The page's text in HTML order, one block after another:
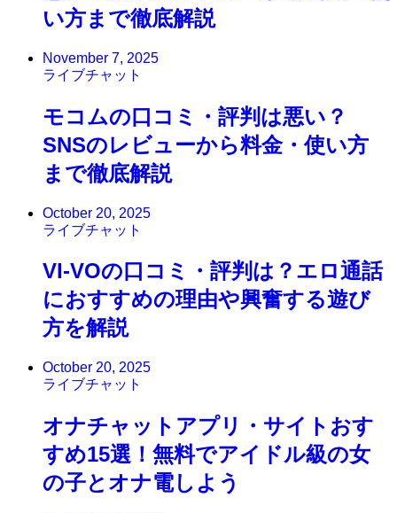
い方まで徹底解説
November 7, 2025
ライブチャット
モコムの口コミ・評判は悪い？
SNSのレビューから料金・使い方
まで徹底解説
October 20, 2025
ライブチャット
VI-VOの口コミ・評判は？エロ通話
におすすめの理由や興奮する遊び
方を解説
October 20, 2025
ライブチャット
オナチャットアプリ・サイトおす
すめ15選！無料でアイドル級の女
の子とオナ電しよう